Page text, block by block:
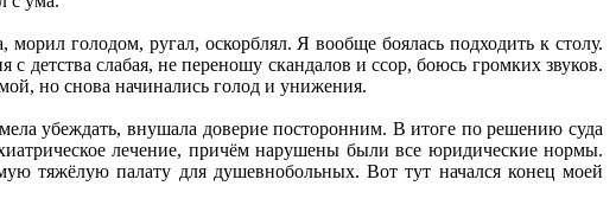
голодом, ругал, оскорблял. Я вообще боялась подходить к столу.
детства слабая, не переношу скандалов и ссор, боюсь громких звуков.
но снова начинались голод и унижения.
убеждать, внушала доверие посторонним. В итоге по решению суда
лечение, причём нарушены были все юридические нормы.
тяжёлую палату для душевнобольных. Вот тут начался конец моей